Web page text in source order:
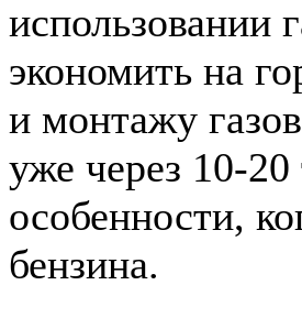
использовании
экономить на
и монтажу
уже через 10-
особенности,
бензина.